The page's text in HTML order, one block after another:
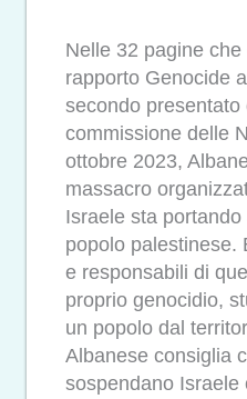
Nelle 32 pagine che
rapporto Genocide
secondo presentato
commissione delle
ottobre 2023,
massacro
Israele sta portando
popolo palestinese.
e responsabili di
proprio genocidio,
un popolo dal
Albanese consiglia
sospendano Israele